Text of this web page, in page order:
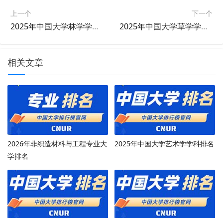
上一个
2025年中国大学林学学科排名
下一个
2025年中国大学草学学科排名
相关文章
2026年非织造材料与工程专业大
学排名
2025年中国大学艺术学学科排名